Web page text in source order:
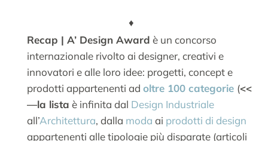
♦
Recap | A’ Design Award è un concorso
internazionale rivolto ai designer, creativi e
innovatori e alle loro idee: progetti, concept e
prodotti appartenenti ad oltre 100 categorie (<<
—la lista è infinita dal Design Industriale
all’Architettura, dalla moda ai prodotti di design
appartenenti alle tipologie più disparate (articoli